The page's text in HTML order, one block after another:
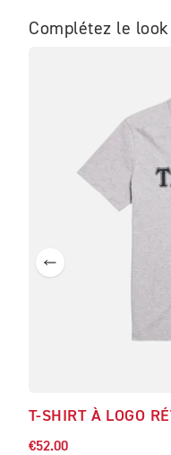
Complétez le look
T-SHIRT À LOGO
€52.00